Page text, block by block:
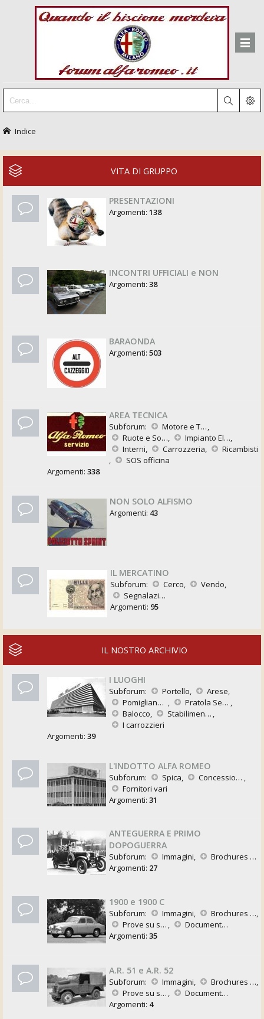
Indice
VITA DI GRUPPO
PRESENTAZIONI
Argomenti: 138
INCONTRI UFFICIALI e NON
Argomenti: 38
BARAONDA
Argomenti: 503
AREA TECNICA
Subforum: Motore e Trasmissione
,
Ruote e Sospensioni
, Impianto Elettrico
,
Interni, Carrozzeria,
Ricambisti
,
SOS officina
Argomenti: 338
NON SOLO ALFISMO
Argomenti: 43
IL MERCATINO
Subforum: Cerco, Vendo,
Segnalazioni
Argomenti: 95
IL NOSTRO ARCHIVIO
I LUOGHI
Subforum: Portello, Arese,
Pomigliano d'Arco
, Pratola Serra
,
Balocco, Stabilimenti Esteri
,
I carrozzieri
Argomenti: 39
L'INDOTTO ALFA ROMEO
Subforum: Spica, Concessionarie e Filiali
,
Fornitori vari
Argomenti: 31
ANTEGUERRA E PRIMO
DOPOGUERRA
Subforum: Immagini,
Brochures e Pubblicazioni
Argomenti: 27
1900 e 1900 C
Subforum: Immagini, Brochures e Pubblicazioni
,
Prove su strada
,
Documentazione Tecnica
Argomenti: 35
A.R. 51 e A.R. 52
Subforum: Immagini, Brochures e Pubblicazioni
,
Prove su strada
,
Documentazione Tecnica
Argomenti: 4